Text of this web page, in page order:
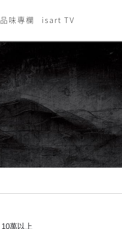
品味專欄 isart TV
10萬以上